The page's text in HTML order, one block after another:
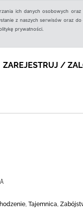
ich danych osobowych
z naszych serwisów oraz
prywatności.
ZAREJESTRUJ /
Tajemnica,